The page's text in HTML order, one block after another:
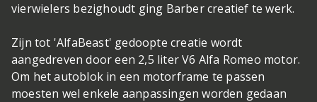
vierwielers bezighoudt ging Barber creatief te werk.
Zijn tot 'AlfaBeast' gedoopte creatie wordt
aangedreven door een 2,5 liter V6 Alfa Romeo motor.
Om het autoblok in een motorframe te passen
moesten wel enkele aanpassingen worden gedaan